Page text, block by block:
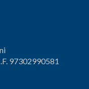
97302990581